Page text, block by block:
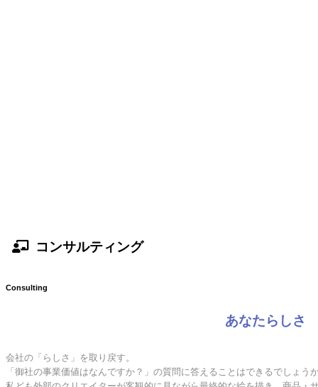
コンサルティング
Consulting
あなたらしさ
会社の「らしさ」を取り戻す。
「御社の事業価値はなんですか？」の質問に答えることはできるでしょう